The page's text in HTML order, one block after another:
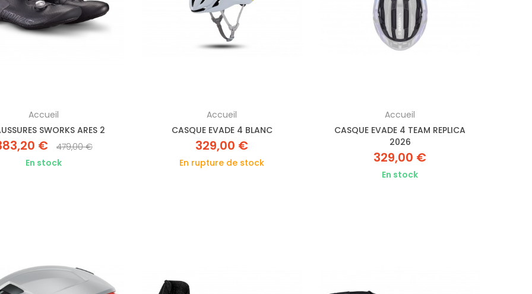
Accueil
SWORKS ARES 2
€
479,00 €
En stock
Accueil
CASQUE EVADE 4 BLANC
329,00 €
En rupture de stock
Accueil
CASQUE EVADE 4 TEAM REPLICA
2026
329,00 €
En stock